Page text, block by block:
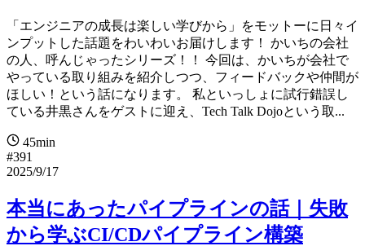
「エンジニアの成長は楽しい学びから」をモットーに日々イ
ンプットした話題をわいわいお届けします！ かいちの会社
の人、呼んじゃったシリーズ！！ 今回は、かいちが会社で
やっている取り組みを紹介しつつ、フィードバックや仲間が
ほしい！という話になります。 私といっしょに試行錯誤し
ている井黒さんをゲストに迎え、Tech Talk Dojoという取...
45min
#391
2025/9/17
本当にあったパイプラインの話｜失敗
から学ぶCI/CDパイプライン構築